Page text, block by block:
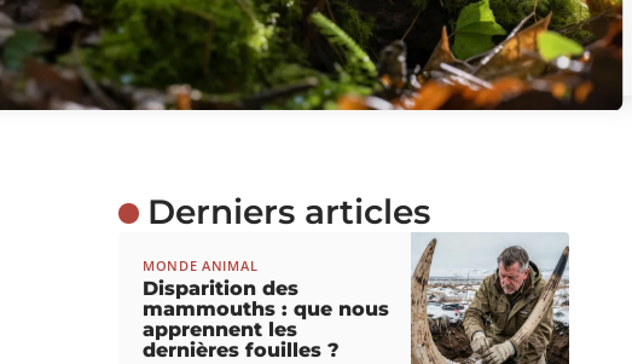
Derniers articles
MONDE ANIMAL
Disparition des
mammouths : que nous
apprennent les
dernières fouilles ?